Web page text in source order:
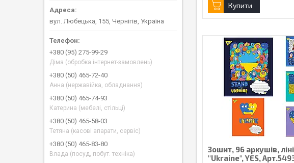
Купити
Зошит, 96 аркушів,
"Ukraine", YES,
вул. Любецька, 155, Чернігів, Україна
+380 (95) 275-99-29
Діма (обробка інтернет-замовлень)
+380 (50) 465-72-40
Анна (нержавійка, обладнання)
+380 (50) 465-74-93
Катерина (мебелі, стільці)
+380 (50) 465-58-03
Тетяна (касові апарати, сервіс)
+380 (50) 465-83-80
Влада (посуд, побут. техніка)